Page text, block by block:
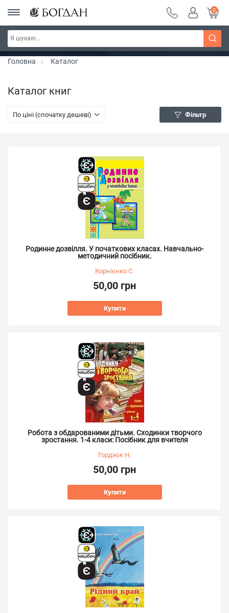
РОЗПРОДАЖ ~ 150 грн ~ 200 грн ~ 250 грн ~
300 грн ~ РОЗПРОДАЖ
Дізнатись більше
0
Головна Каталог
Каталог книг
По ціні (спочатку дешеві) Фільтр
Родинне дозвілля. У початкових класах. Навчально-
методичний посібник.
Корнієнко С.
50,00 грн
Купити
Робота з обдарованими дітьми. Сходинки творчого
зростання. 1-4 класи: Посібник для вчителя
Гордіюк Н.
50,00 грн
Купити